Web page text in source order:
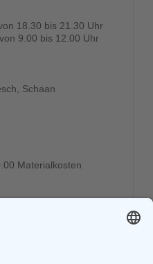
18.30 bis 21.30 Uhr
9.00 bis 12.00 Uhr
Schaan
Materialkosten